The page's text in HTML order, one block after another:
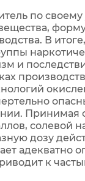
по
В
и
Принимая
солевой
дозу
адекватно
к